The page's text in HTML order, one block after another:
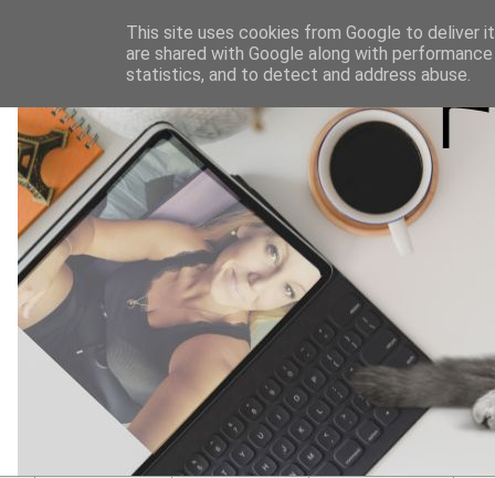
This site uses cookies from Google to deliver
are shared with Google along with
statistics, and to detect and address abuse.